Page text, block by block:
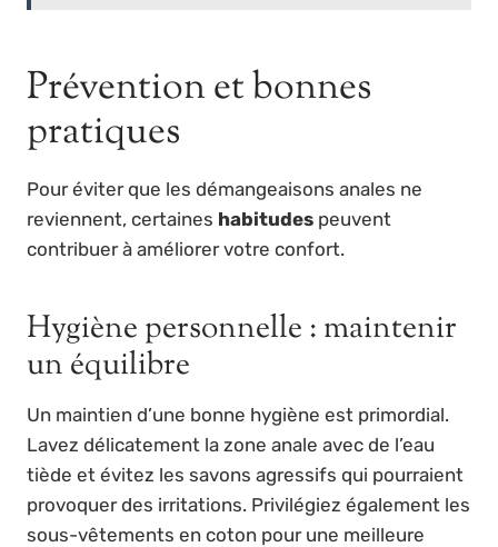
Prévention et bonnes
pratiques
Pour éviter que les démangeaisons anales ne
reviennent, certaines habitudes peuvent
contribuer à améliorer votre confort.
Hygiène personnelle : maintenir
un équilibre
Un maintien d’une bonne hygiène est primordial.
Lavez délicatement la zone anale avec de l’eau
tiède et évitez les savons agressifs qui pourraient
provoquer des irritations. Privilégiez également les
sous-vêtements en coton pour une meilleure